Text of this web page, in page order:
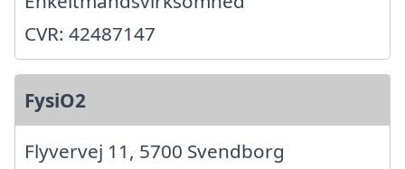
CVR: 42487147
FysiO2
Flyvervej 11, 5700 Svendborg